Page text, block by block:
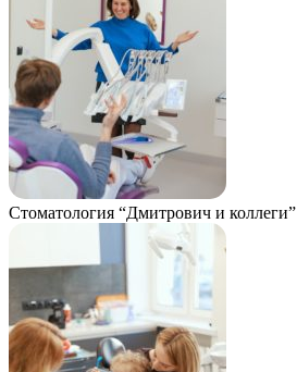
Стоматология “Дмитрович и коллеги”